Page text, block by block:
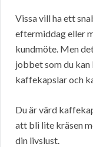
Vissa vill ha ett
eftermiddag eller
kundmöte. Men
jobbet som du
kaffekapslar och
Du är värd
att bli lite kräsen
din livslust.